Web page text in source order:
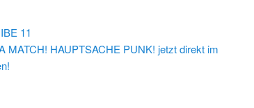
11
MATCH! HAUPTSACHE PUNK! jetzt direkt im